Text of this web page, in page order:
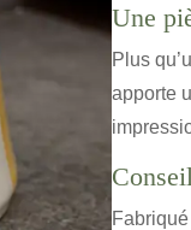
Une
Plus
apporte